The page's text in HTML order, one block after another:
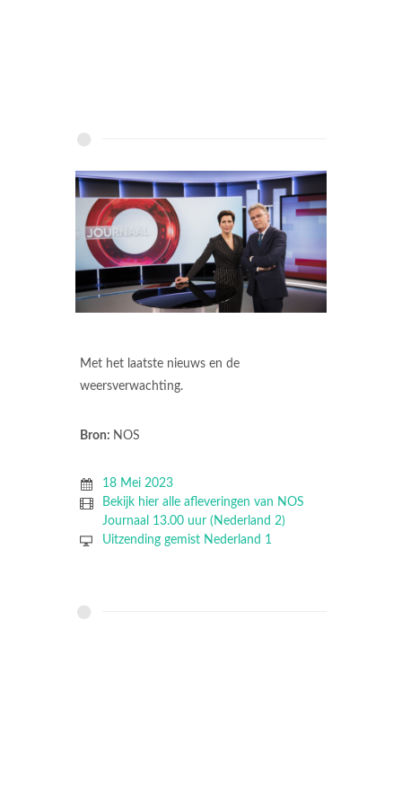
Met het laatste nieuws en de
weersverwachting.
Bron: NOS
18 Mei 2023
Bekijk hier alle afleveringen van NOS
Journaal 13.00 uur (Nederland 2)
Uitzending gemist Nederland 1